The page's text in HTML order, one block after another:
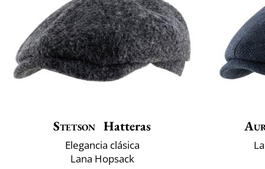
Stetson Hatteras
Elegancia clásica
Lana Hopsack